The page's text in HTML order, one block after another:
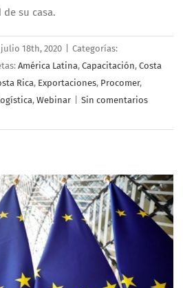
su casa.
julio 18th, 2020
Categorías:
América Latina, Capacitación, Costa
Rica, Exportaciones, Procomer,
, Webinar
Sin comentarios